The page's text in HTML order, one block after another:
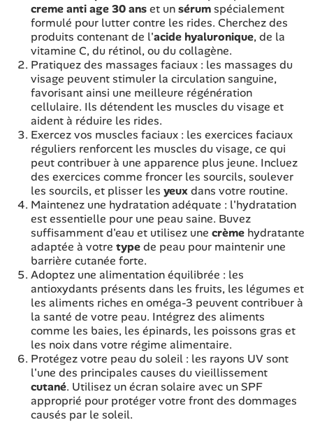
creme anti age 30anset unsérumspécialement
formulé pour lutter contre les rides. Cherchez des
produits contenant de l'acide hyaluronique, de la
vitamine C, du rétinol, ou du collagène.
Pratiquez des massages faciaux : les massages du
visage peuvent stimuler la circulation sanguine,
favorisant ainsi une meilleure régénération
cellulaire. Ils détendent les muscles du visage et
aident à réduire les rides.
Exercez vos muscles faciaux : les exercices faciaux
réguliers renforcent les muscles du visage, ce qui
peut contribuer à une apparence plus jeune. Incluez
des exercices comme froncer les sourcils, soulever
les sourcils, et plisser les yeuxdans votre routine.
Maintenez une hydratation adéquate : l'hydratation
est essentielle pour une peau saine. Buvez
suffisamment d'eau et utilisez une crème hydratante
adaptée à votre typede peau pour maintenir une
barrière cutanée forte.
Adoptez une alimentation équilibrée : les
antioxydants présents dans les fruits, les légumes et
les aliments riches en oméga-3 peuvent contribuer à
la santé de votre peau. Intégrez des aliments
comme les baies, les épinards, les poissons gras et
les noix dans votre régime alimentaire.
Protégez votre peau du soleil : les rayons UV sont
l'une des principales causes du vieillissement
cutané. Utilisez un écran solaire avec un SPF
approprié pour protéger votre front des dommages
causés par le soleil.